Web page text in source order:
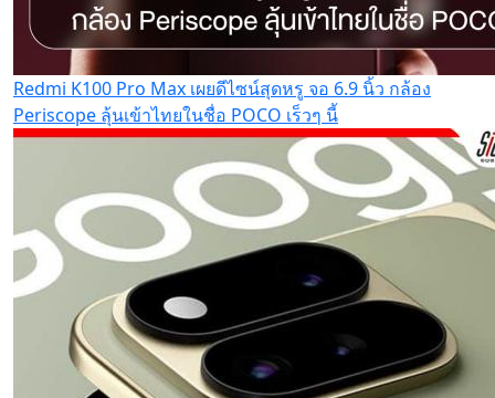
Redmi K100 Pro Max เผยดีไซน์สุดหรู จอ 6.9 นิ้ว กล้อง
Periscope ลุ้นเข้าไทยในชื่อ POCO เร็วๆ นี้